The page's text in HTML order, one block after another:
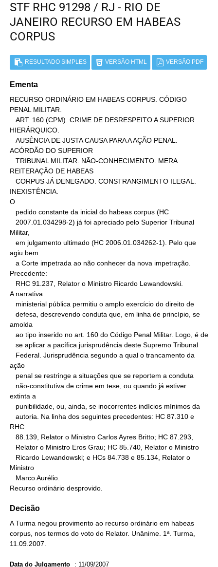
STF RHC 91298 / RJ - RIO DE
JANEIRO RECURSO EM HABEAS
CORPUS
RESULTADO SIMPLES VERSÃO HTML VERSÃO PDF
Ementa
RECURSO ORDINÁRIO EM HABEAS CORPUS. CÓDIGO
PENAL MILITAR.
HIERÁRQUICO.
ACÓRDÃO DO SUPERIOR
REITERAÇÃO DE HABEAS
INEXISTÊNCIA.
O
Militar,
agiu bem
Precedente:
A narrativa
amolda
ação
extinta a
RHC
Ministro
Recurso ordinário desprovido.
Decisão
A Turma negou provimento ao recurso ordinário em habeas
corpus, nos termos do voto do Relator. Unânime. 1ª. Turma,
11.09.2007.
Data do Julgamento : 11/09/2007